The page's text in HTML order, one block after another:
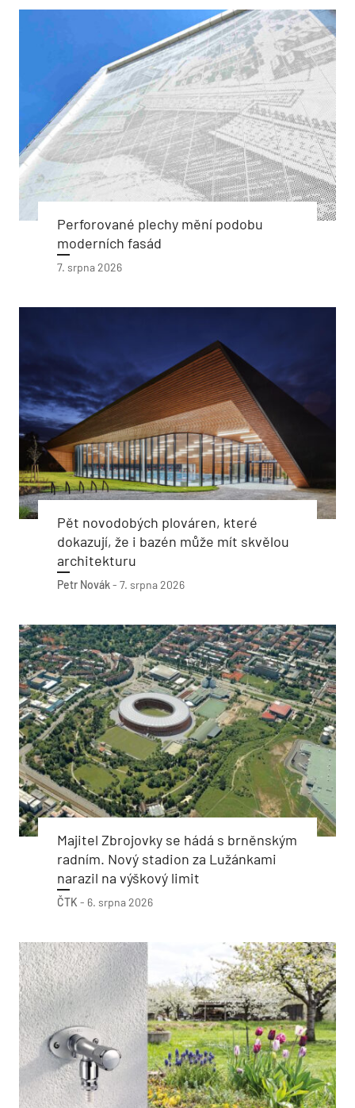
Perforované plechy mění podobu
moderních fasád
7. srpna 2026
Pět novodobých plováren, které
dokazují, že i bazén může mít skvělou
architekturu
Petr Novák- 7. srpna 2026
Majitel Zbrojovky se hádá s brněnským
radním. Nový stadion za Lužánkami
narazil na výškový limit
ČTK - 6. srpna 2026